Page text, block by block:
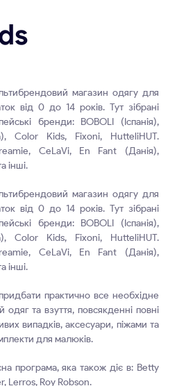
магазин одягу для
від 0 до 14 років. Тут зібрані
бренди: BOBOLI (Іспанія),
Color Kids, Fixoni, HutteliHUT.
CeLaVi, En Fant (Данія),
інші.
магазин одягу для
від 0 до 14 років. Тут зібрані
бренди: BOBOLI (Іспанія),
Color Kids, Fixoni, HutteliHUT.
CeLaVi, En Fant (Данія),
інші.
практично все необхідне
одяг та взуття, повсякденні повні
випадків, аксесуари, піжами та
для малюків.
програма, яка також діє в: Betty
Lerros, Roy Robson.